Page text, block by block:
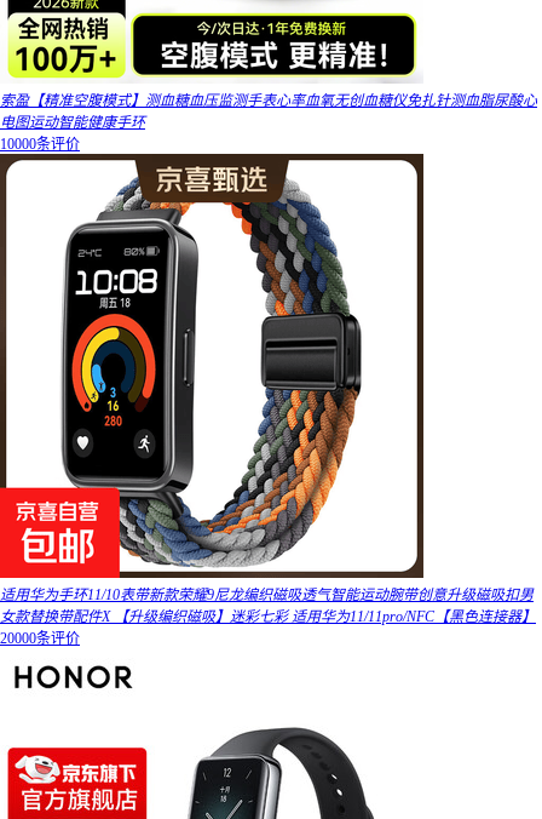
索盈【精准空腹模式】测血糖血压监测手表心率血氧无创血糖仪免扎针测血脂尿酸心
电图运动智能健康手环
10000条评价
适用华为手环11/10表带新款荣耀9尼龙编织磁吸透气智能运动腕带创意升级磁吸扣男
女款替换带配件X 【升级编织磁吸】迷彩七彩 适用华为11/11pro/NFC【黑色连接器】
20000条评价